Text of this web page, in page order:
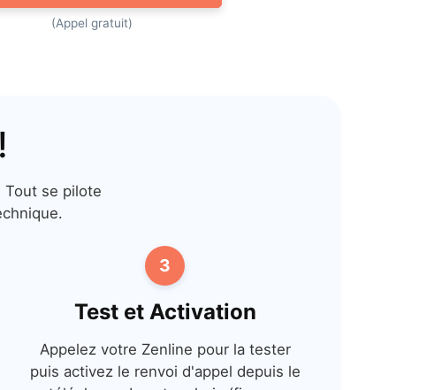
(Appel gratuit)
Tout se pilote
3
Test et Activation
Appelez votre Zenline pour la tester
puis activez le renvoi d'appel depuis le